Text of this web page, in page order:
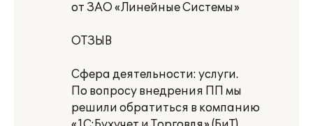
от ЗАО «Линейные Системы»
ОТЗЫВ
Сфера деятельности: услуги.
По вопросу внедрения ПП мы
решили обратиться в компанию